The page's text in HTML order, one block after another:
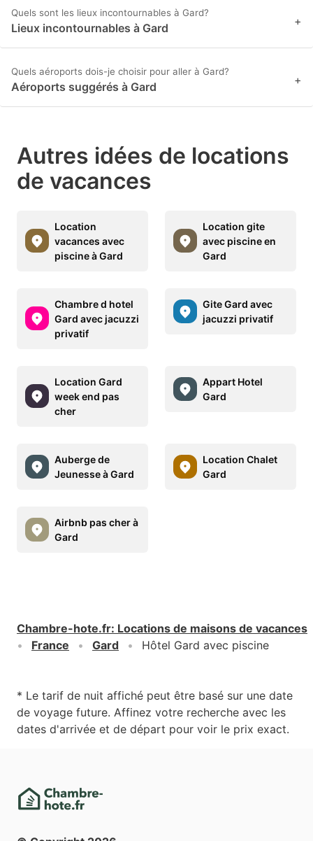
Quels sont les lieux incontournables à Gard?
Lieux incontournables à Gard +
Quels aéroports dois-je choisir pour aller à Gard?
Aéroports suggérés à Gard +
Autres idées de locations
de vacances
Location
vacances avec
piscine à Gard
Location gite
avec piscine en
Gard
Chambre d hotel
Gard avec jacuzzi
privatif
Gite Gard avec
jacuzzi privatif
Location Gard
week end pas
cher
Appart Hotel
Gard
Auberge de
Jeunesse à Gard
Location Chalet
Gard
Airbnb pas cher à
Gard
Chambre-hote.fr: Locations de maisons de vacances
France
Gard Hôtel Gard avec piscine
* Le tarif de nuit affiché peut être basé sur une date
de voyage future. Affinez votre recherche avec les
dates d'arrivée et de départ pour voir le prix exact.